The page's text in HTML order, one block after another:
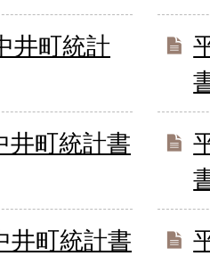
井町統計
井町統計書
井町統計書